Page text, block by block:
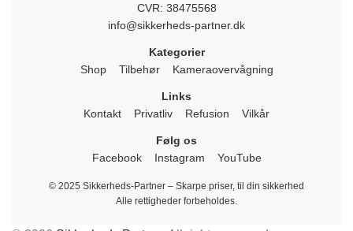
CVR: 38475568
info@sikkerheds-partner.dk
Kategorier
Shop
Tilbehør Kameraovervågning
Links
Kontakt
Privatliv Refusion Vilkår
Følg os
Facebook
Instagram YouTube
© 2025 Sikkerheds-Partner – Skarpe priser, til din sikkerhed
Alle rettigheder forbeholdes.